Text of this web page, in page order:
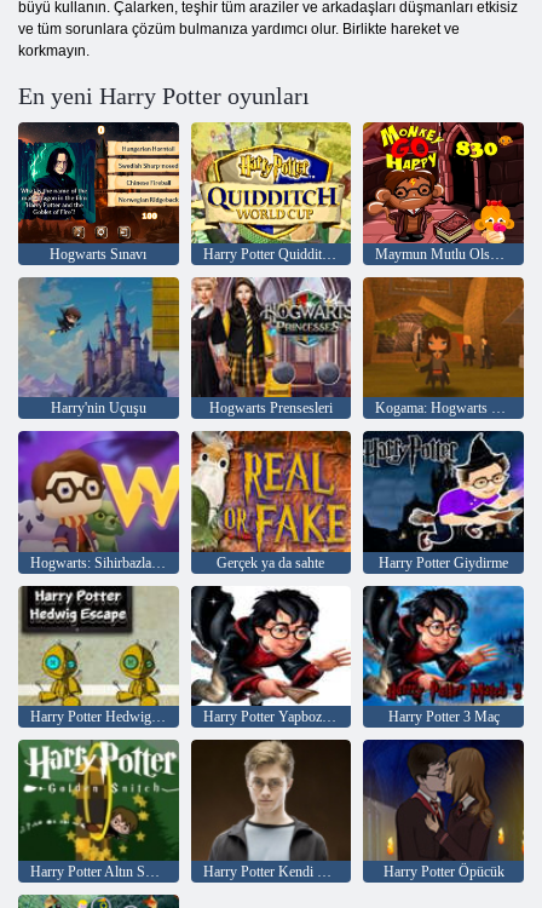
büyü kullanın. Çalarken, teşhir tüm araziler ve arkadaşları düşmanları etkisiz
ve tüm sorunlara çözüm bulmanıza yardımcı olur. Birlikte hareket ve
korkmayın.
En yeni Harry Potter oyunları
Hogwarts Sınavı Harry Potter Quidditch Dünya Kupası
Harry'nin Uçuşu Hogwarts Prensesleri Kogama: Hogwarts Sihirli Maceraları
Gerçek ya da sahte Harry Potter Giydirme
Harry Potter Hedwig'den Kaçış Harry Potter Yapboz Koleksiyonu Harry Potter 3 Maç
Harry Potter Öpücük